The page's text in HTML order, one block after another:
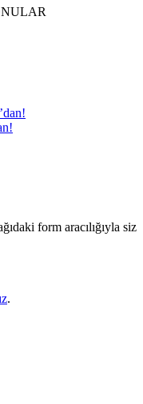
form aracılığıyla siz
.